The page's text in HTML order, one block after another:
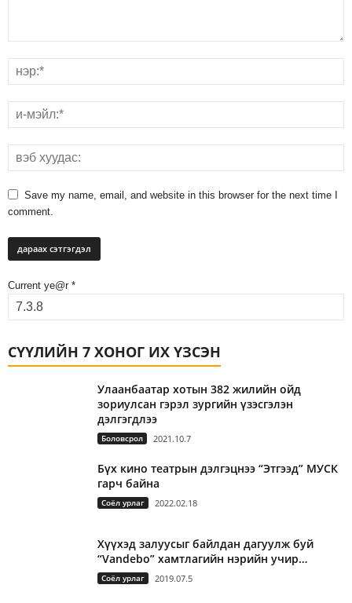
Save my name, email, and website in this browser for the next time I
comment.
Current ye@r *
СҮҮЛИЙН 7 ХОНОГ ИХ ҮЗСЭН
Улаанбаатар хотын 382 жилийн ойд
зориулсан гэрэл зургийн үзэсгэлэн
дэлгэгдлээ
Боловсрол 2021.10.7
Бүх кино театрын дэлгэцнээ “Этгээд” МУСК
гарч байна
Соёл урлаг 2022.02.18
Хүүхэд залуусыг байлдан дагуулж буй
“Vandebo” хамтлагийн нэрийн учир…
Соёл урлаг 2019.07.5